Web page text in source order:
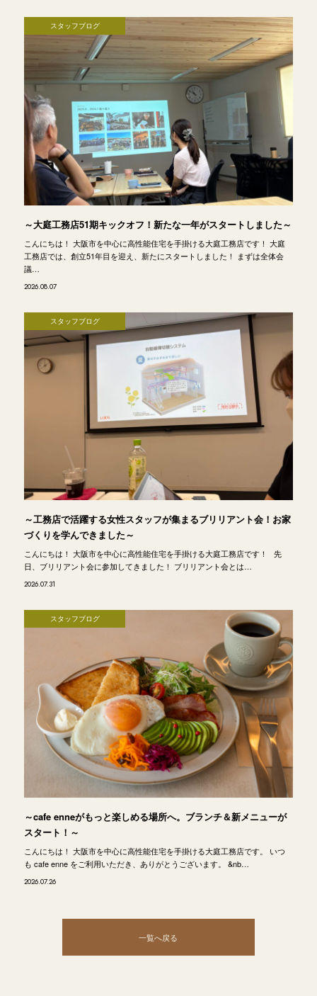
スタッフブログ
～大庭工務店51期キックオフ！新たな一年がスタートしました～
こんにちは！ 大阪市を中心に高性能住宅を手掛ける大庭工務店です！ 大庭
工務店では、創立51年目を迎え、新たにスタートしました！ まずは全体会
議…
2026.08.07
スタッフブログ
～工務店で活躍する女性スタッフが集まるブリリアント会！お家
づくりを学んできました～
こんにちは！ 大阪市を中心に高性能住宅を手掛ける大庭工務店です！ 先
日、ブリリアント会に参加してきました！ ブリリアント会とは…
2026.07.31
スタッフブログ
～cafe enneがもっと楽しめる場所へ。ブランチ＆新メニューが
スタート！～
こんにちは！ 大阪市を中心に高性能住宅を手掛ける大庭工務店です。 いつ
も cafe enne をご利用いただき、ありがとうございます。 &nb…
2026.07.26
一覧へ戻る